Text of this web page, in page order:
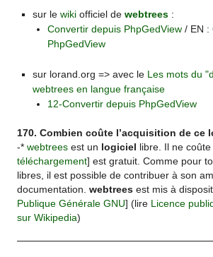
sur le wikiofficiel de webtrees:
Convertir depuis PhpGedView / EN :
PhpGedView
sur lorand.org => avec le Les mots du
webtrees en langue française
12-Convertir depuis PhpGedView
170. Combien coûte l’acquisition de ce
-*webtrees est un logiciel
libre. Il ne
téléchargement] est gratuit. Comme pour
libres, il est possible de contribuer à son
documentation.webtrees est mis à
Publique Générale GNU] (lire Licence
sur Wikipedia)